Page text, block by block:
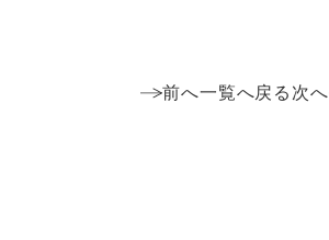
前へ一覧へ戻る 次へ